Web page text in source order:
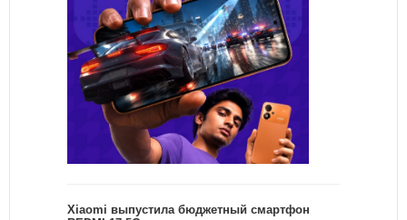
Xiaomi выпустила бюджетный смартфон